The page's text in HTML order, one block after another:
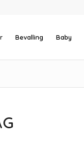
Bevalling Baby